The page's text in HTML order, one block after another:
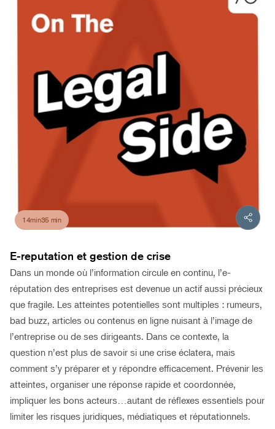
14min35 min
E-reputation et gestion de crise
Dans un monde où l’information circule en continu, l’e-
réputation des entreprises est devenue un actif aussi précieux
que fragile. Les atteintes potentielles sont multiples : rumeurs,
bad buzz, articles ou contenus en ligne nuisant à l’image de
l’entreprise ou de ses dirigeants. Dans ce contexte, la
question n’est plus de savoir si une crise éclatera, mais
comment s’y préparer et y répondre efficacement. Prévenir les
atteintes, organiser une réponse rapide et coordonnée,
impliquer les bons acteurs…autant de réflexes essentiels pour
limiter les risques juridiques, médiatiques et réputationnels.